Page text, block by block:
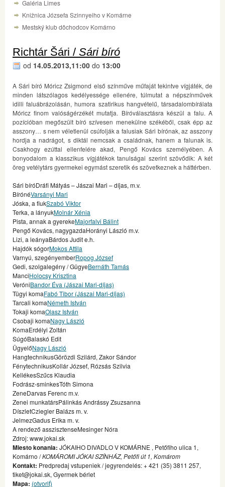
Galéria Limes
Knižnica Józsefa Szinnyeiho v Komárne
Mestský klub dôchodcov Komárno
Richtár Šári / Sári bíró
od 14.05.2013,11:00 do 13:00
A Sári bíró Móricz Zsigmond első színműve műfaját tekintve vígjáték, de
minden látszólagos kedélyessége ellenére, túlmutat a népszínművek
idilli faluábrázolásán, humora szatirikus hangvételű, társadalombírálata
Móricz finom valóságérzékét mutatja. Bíróválasztásra készül a falu. A
pozícióban megőszült bíró szívesen menekülne székéből, csak épp az
asszony… s nem véletlenül csúfolják a falusiak Sári bírónak, az asszony
hordja a nadrágot, s diktál nemcsak a családnak, hanem a falunak is.
Csakhogy ezúttal ellenfelére akad, Pengő Kovács személyében. A
bonyodalom a klasszikus vígjátékok tanulságai szerint szövődik: A két
öreg vetélytárs gyermekei egymást szeretik és szövetkeznek a háttérben.
Sári bíróDráfi Mátyás – Jászai Mari – díjas, m.v.
BírónéVarsányi Mari
Jóska, a fiukSzabó Viktor
Terka, a lányukMolnár Xénia
Pista, annak a gyerekeMajorfalvi Bálint
Pengő Kovács, nagygazdaHorányi László m.v.
Lizi, a leányaBárdos Judit e.h.
Hajdók sógorMokos Attila
Varnyú, szegényemberRopog József
Gedi, szolgalegény / GügyeBernáth Tamás
ManciHolocsy Krisztina
VeróniBandor Éva (Jászai Mari-díjas)
Tügyi komaFabó Tibor (Jászai Mari-díjas)
Tarcali komaNémeth István
Tokaji komaOlasz István
Csobaji komaNagy László
KomaErdélyi Zoltán
SúgóBalaskó Edit
ÜgyelőNagy László
HangtechnikusGörözdi Szilárd, Zakor Sándor
FénytechnikusKollár József, Rózsás Szilvia
KellékesSzűcs Klaudia
Fodrász-sminkesTóth Simona
ZeneDarvas Ferenc m.v.
Zenei munkatársPálinkás Andrássy Zsuzsanna
DíszletCziegler Balázs m. v.
JelmezGadus Erika m. v.
A rendező asszisztenseMesinger Nóra
Zdroj: www.jokai.sk
Miesto konania: JÓKAIHO DIVADLO V KOMÁRNE , Petőfiho ulica 1,
Komárno /KOMÁROMI JÓKAI SZÍNHÁZ, Petőfi út 1, Komárom
Kontakt: Predpredaj vstupeniek / jegyrendelés: + 421 (35) 3811 257,
tiket@jokai.sk, Gyermek bérlet
Mapa: (otvoriť)